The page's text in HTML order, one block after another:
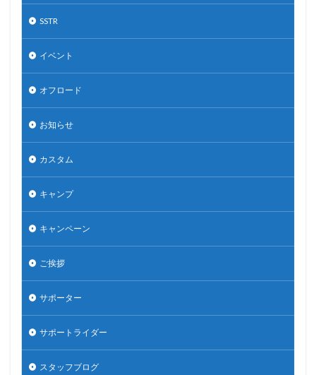
SSTR
イベント
オフロード
お知らせ
カスタム
キャンプ
キャンペーン
ご挨拶
サポーター
サポートライダー
スタッフブログ